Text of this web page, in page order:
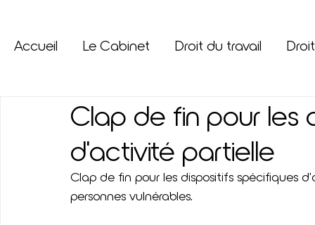
Accueil Le Cabinet Droit du travail
Clap de fin pour les
d'activité partielle
Clap de fin pour les dispositifs
personnes vulnérables.